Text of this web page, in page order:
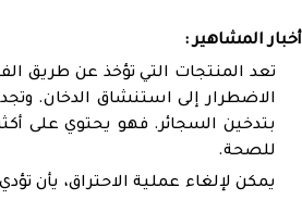
أخبار المشاهير :
تعد المنتجات التي تؤخذ عن طريق
الاضطرار إلى استنشاق الدخان.
للصحة.
يمكن لإلغاء عملية الاحتراق، يأن